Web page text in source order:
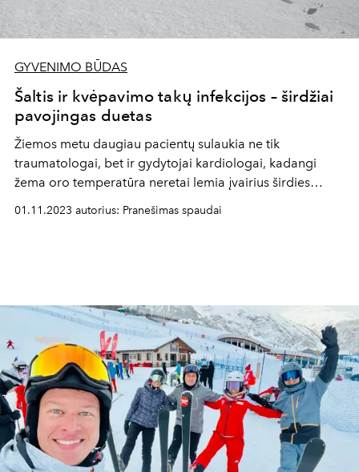
GYVENIMO BŪDAS
Šaltis ir kvėpavimo takų infekcijos – širdžiai
pavojingas duetas
Žiemos metu daugiau pacientų sulaukia ne tik
traumatologai, bet ir gydytojai kardiologai, kadangi
žema oro temperatūra neretai lemia įvairius širdies
veiklos sutrikimus. Kokį poveikį šaltis daro širdžiai,
kraujagyslėms ir kraujospūdžiui bei kokie yra papildomi
01.11.2023 autorius: Pranešimas spaudai